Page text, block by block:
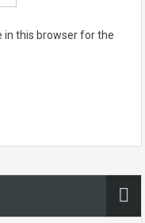
in this browser for the